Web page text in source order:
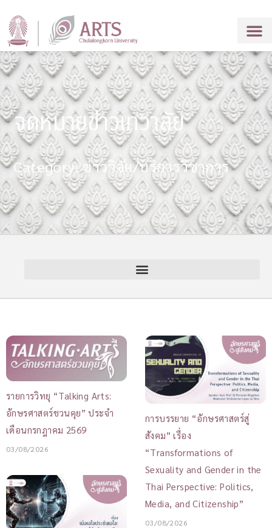
จดหมายข่าวเทวาลัย
Category: ข่าววิจัย/บริการวิชาการ
รายการวิทยุ “Talking Arts:
อักษรศาสตร์ชวนคุย” ประจำ
เดือนกรกฎาคม 2569
03/08/2026
การบรรยาย “อักษรศาสตร์สู่
สังคม” เรื่อง
“Transformations of
Sexuality and Gender in the
Thai Perspective: Politics,
Media, and Citizenship”
03/08/2026